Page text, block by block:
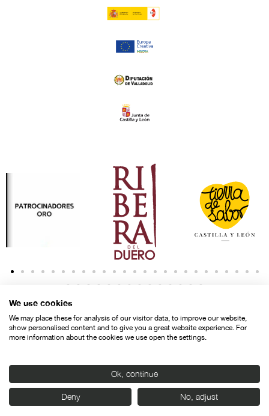
Política de privacidad
© SEMINCI – Semana Internacional de Cine de Valladolid International
Todos los derechos reservados
We use cookies
We may place these for analysis of our visitor data, to improve our website,
show personalised content and to give you a great website experience. For
more information about the cookies we use open the settings.
Ok, continue
Deny No, adjust